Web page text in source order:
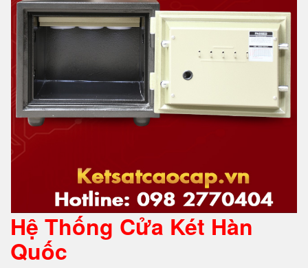
Hệ Thống Cửa Két Hàn
Quốc